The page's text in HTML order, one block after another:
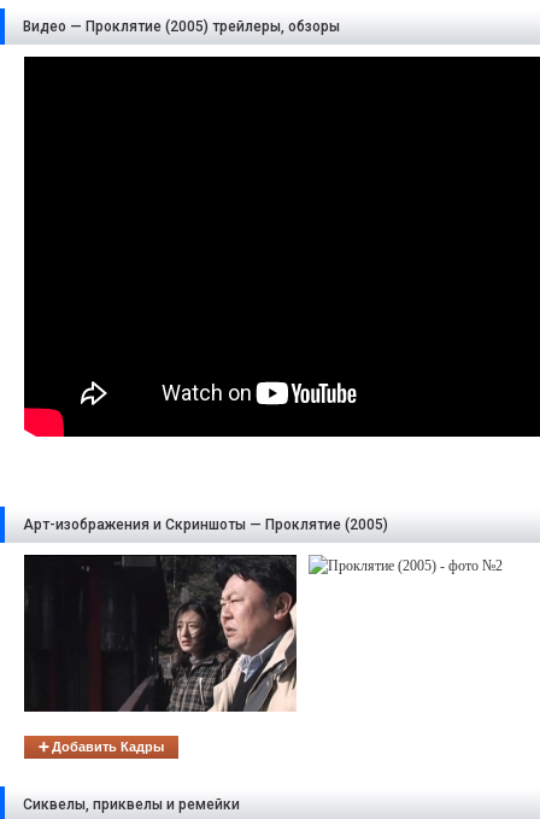
Видео — Проклятие (2005) трейлеры, обзоры
Арт-изображения и Скриншоты — Проклятие (2005)
➕ Добавить Кадры
Сиквелы, приквелы и ремейки